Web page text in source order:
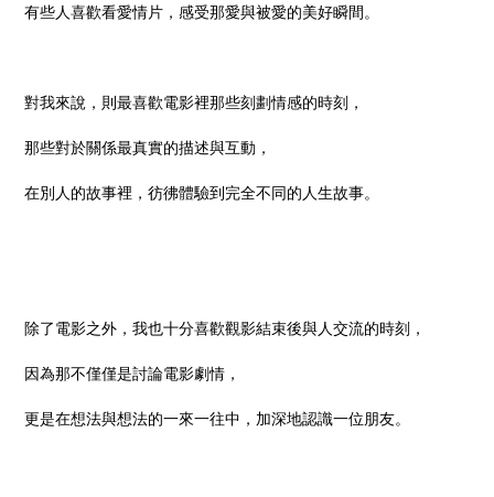
有些人喜歡看愛情片，感受那愛與被愛的美好瞬間。
對我來說，則最喜歡電影裡那些刻劃情感的時刻，
那些對於關係最真實的描述與互動，
在別人的故事裡，彷彿體驗到完全不同的人生故事。
除了電影之外，我也十分喜歡觀影結束後與人交流的時刻，
因為那不僅僅是討論電影劇情，
更是在想法與想法的一來一往中，加深地認識一位朋友。